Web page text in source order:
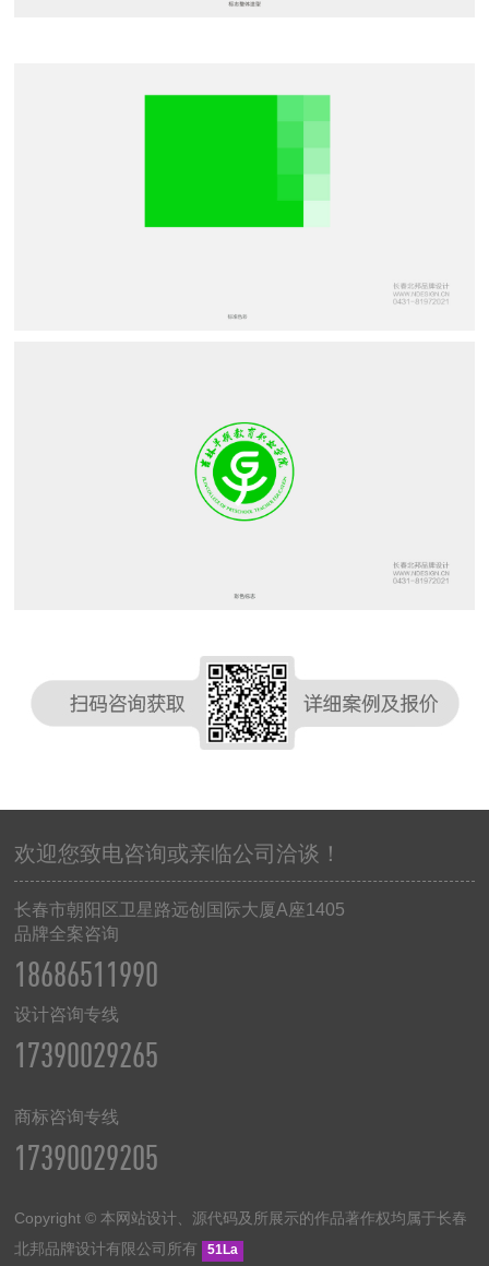
欢迎您致电咨询或亲临公司洽谈！
长春市朝阳区卫星路远创国际大厦A座1405
品牌全案咨询
18686511990
设计咨询专线
17390029265
商标咨询专线
17390029205
Copyright © 本网站设计、源代码及所展示的作品著作权均属于长春
北邦品牌设计有限公司所有
51La